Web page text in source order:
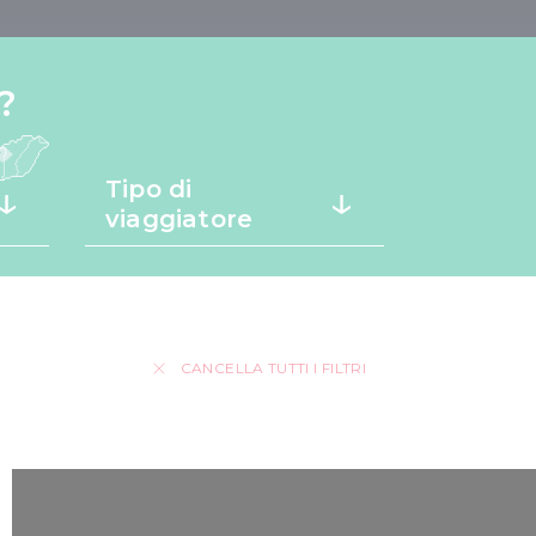
Tipo di
viaggiatore
CANCELLA TUTTI I FILTRI